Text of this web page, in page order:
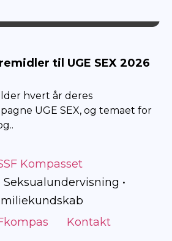
til UGE SEX 2026
hvert år deres
UGE SEX, og temaet for
Seksualundervisning •
Kontakt